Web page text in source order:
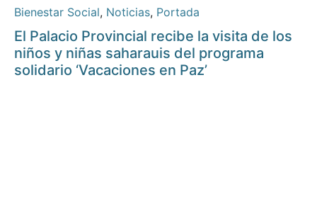
Bienestar Social, Noticias, Portada
El Palacio Provincial recibe la visita de los
niños y niñas saharauis del programa
solidario ‘Vacaciones en Paz’